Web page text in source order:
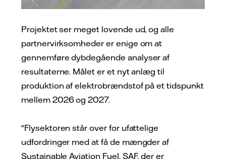
Projektet ser meget lovende ud, og alle
partnervirksomheder er enige om at
gennemføre dybdegående analyser af
resultaterne. Målet er et nyt anlæg til
produktion af elektrobrændstof på et tidspunkt
mellem 2026 og 2027.
"Flysektoren står over for ufattelige
udfordringer med at få de mængder af
Sustainable Aviation Fuel, SAF, der er